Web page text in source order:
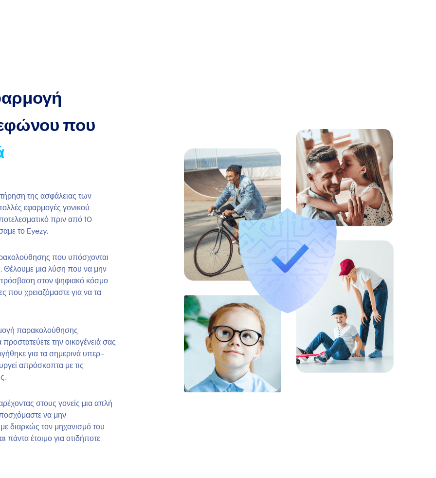
που
της ασφάλειας των
εφαρμογές γονικού
πριν από 10
το Eyezy.
που υπόσχονται
Θέλουμε μια λύση που να μην
πρόσβαση στον ψηφιακό κόσμο
που χρειαζόμαστε για να τα
παρακολούθησης
την οικογένειά σας
για τα σημερινά υπερ-
απρόσκοπτα με τις
στους γονείς μια απλή
να μην
διαρκώς τον μηχανισμό του
έτοιμο για οτιδήποτε